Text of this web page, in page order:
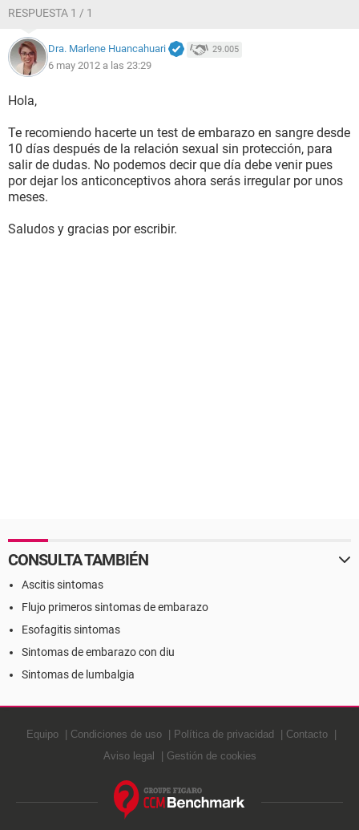
RESPUESTA 1 / 1
Dra. Marlene Huancahuari 29.005
6 may 2012 a las 23:29
Hola,
Te recomiendo hacerte un test de embarazo en sangre desde
10 días después de la relación sexual sin protección, para
salir de dudas. No podemos decir que día debe venir pues
por dejar los anticonceptivos ahora serás irregular por unos
meses.
Saludos y gracias por escribir.
CONSULTA TAMBIÉN
Ascitis sintomas
Flujo primeros sintomas de embarazo
Esofagitis sintomas
Sintomas de embarazo con diu
Sintomas de lumbalgia
Equipo Condiciones de uso Política de privacidad
Contacto
Aviso legal
Gestión de cookies